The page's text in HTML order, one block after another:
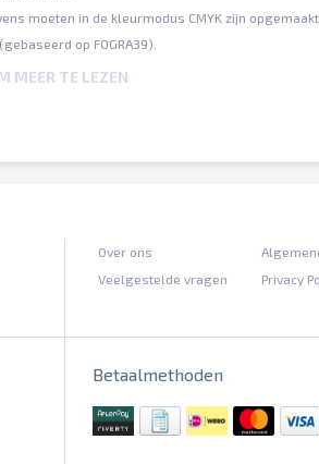
moeten in de kleurmodus CMYK zijn opgemaakt.
op FOGRA39).
van maximaal 300%.
hun posities worden niet gecontroleerd
MEER TE LEZEN
Over ons
Veelgestelde vragen
Privacy
Betaalmethoden